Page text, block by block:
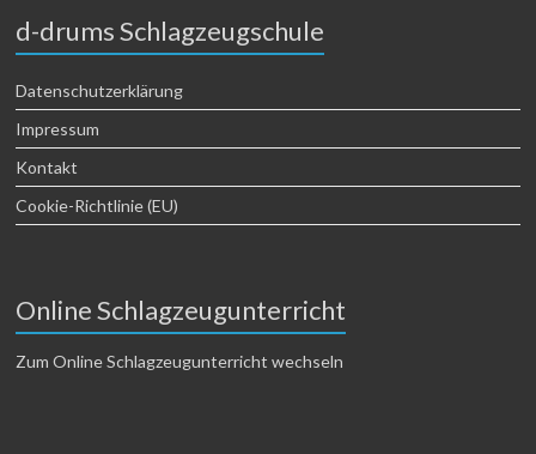
d-drums Schlagzeugschule
Datenschutzerklärung
Impressum
Kontakt
Cookie-Richtlinie (EU)
Online Schlagzeugunterricht
Zum Online Schlagzeugunterricht wechseln